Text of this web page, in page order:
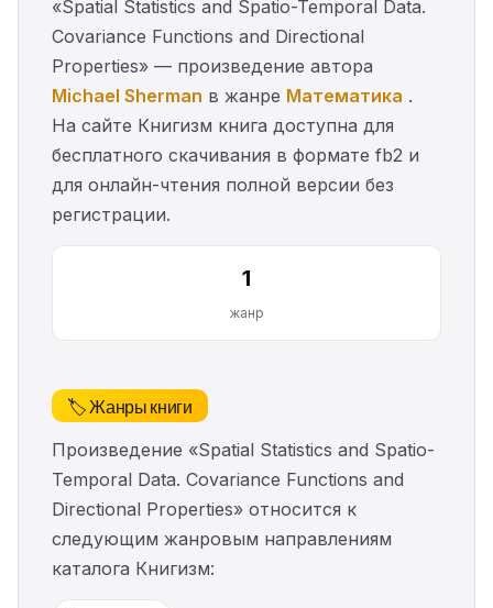
«Spatial Statistics and Spatio-Temporal Data.
Covariance Functions and Directional
Properties» — произведение автора
Michael Sherman в жанре Математика .
На сайте Книгизм книга доступна для
бесплатного скачивания в формате fb2 и
для онлайн-чтения полной версии без
регистрации.
1
жанр
🏷️ Жанры книги
Произведение «Spatial Statistics and Spatio-
Temporal Data. Covariance Functions and
Directional Properties» относится к
следующим жанровым направлениям
каталога Книгизм: